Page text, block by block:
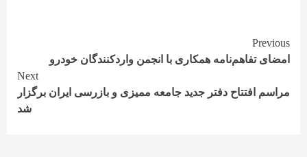
Continue
Reading
Previous
امضای تفاهم‌نامه همکاری با انجمن واردکنندگان خودرو
Next
مراسم افتتاح دفتر جدید جامعه ممیزی و بازرسی ایران برگزار
شد